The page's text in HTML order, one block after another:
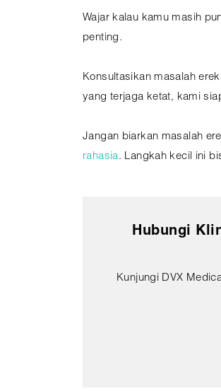
Wajar kalau kamu masih
penting.
Konsultasikan masalah
yang terjaga ketat, kami
Jangan biarkan masalah
rahasia. Langkah kecil ini
Hubungi
Kunjungi DVX